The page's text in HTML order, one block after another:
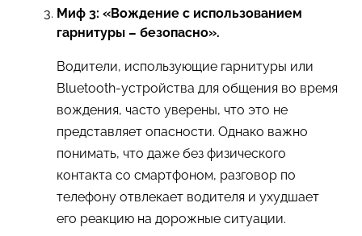
Миф 3: «Вождение с использованием
гарнитуры – безопасно».
Водители, использующие гарнитуры или
Bluetooth-устройства для общения во время
вождения, часто уверены, что это не
представляет опасности. Однако важно
понимать, что даже без физического
контакта со смартфоном, разговор по
телефону отвлекает водителя и ухудшает
его реакцию на дорожные ситуации.